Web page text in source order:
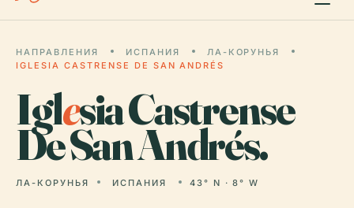
НАПРАВЛЕНИЯ ИСПАНИЯ
ЛА-КОРУНЬЯ
IGLESIA CASTRENSE DE SAN ANDRÉS
Iglesia Castrense
De San Andrés.
ЛА-КОРУНЬЯ ИСПАНИЯ 43° N · 8° W